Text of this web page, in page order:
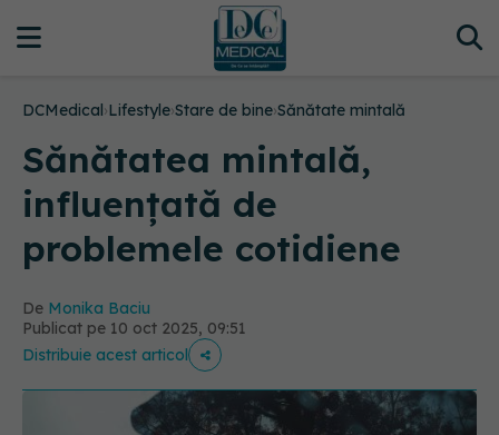
DCMedical›Lifestyle›Stare de bine›Sănătate mintală
Sănătatea mintală,
influențată de
problemele cotidiene
De Monika Baciu
Publicat pe 10 oct 2025, 09:51
Distribuie acest articol